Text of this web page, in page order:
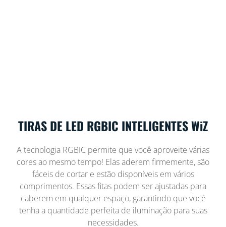
TIRAS DE LED RGBIC INTELIGENTES WiZ
A tecnologia RGBIC permite que você aproveite várias
cores ao mesmo tempo! Elas aderem firmemente, são
fáceis de cortar e estão disponíveis em vários
comprimentos. Essas fitas podem ser ajustadas para
caberem em qualquer espaço, garantindo que você
tenha a quantidade perfeita de iluminação para suas
necessidades.